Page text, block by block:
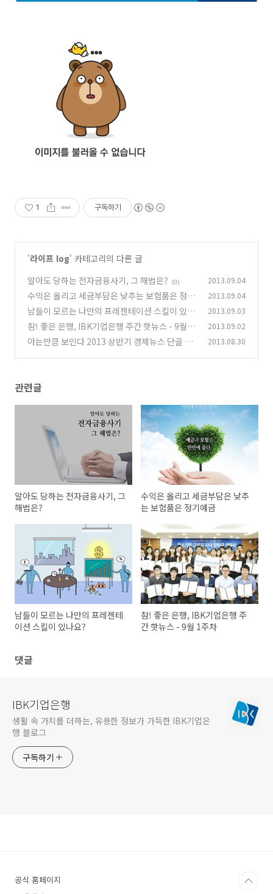
1 구독하기
'라이프 log' 카테고리의 다른 글
알아도 당하는 전자금융사기, 그 해법은?
(0) 2013.09.04
수익은 올리고 세금부담은 낮추는 보험품은 정기
예금
(2)
2013.09.04
남들이 모르는 나만의 프레젠테이션 스킬이 있나
요?
(2)
2013.09.03
참! 좋은 은행, IBK기업은행 주간 핫뉴스 - 9월 1
주차
(0)
2013.09.02
아는만큼 보인다 2013 상반기 경제뉴스 단골 용
2013.08.30
관련글
알아도 당하는 전자금융사기, 그
해법은?
수익은 올리고 세금부담은 낮추
는 보험품은 정기예금
남들이 모르는 나만의 프레젠테
이션 스킬이 있나요?
참! 좋은 은행, IBK기업은행 주
간 핫뉴스 - 9월 1주차
댓글
IBK기업은행
생활 속 가치를 더하는, 유용한 정보가 가득한 IBK기업은
행 블로그
구독하기
공식 홈페이지